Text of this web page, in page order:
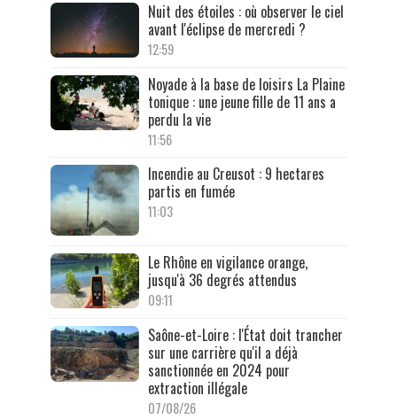
Nuit des étoiles : où observer le ciel
avant l'éclipse de mercredi ?
12:59
Noyade à la base de loisirs La Plaine
tonique : une jeune fille de 11 ans a
perdu la vie
11:56
Incendie au Creusot : 9 hectares
partis en fumée
11:03
Le Rhône en vigilance orange,
jusqu'à 36 degrés attendus
09:11
Saône-et-Loire : l'État doit trancher
sur une carrière qu'il a déjà
sanctionnée en 2024 pour
extraction illégale
07/08/26